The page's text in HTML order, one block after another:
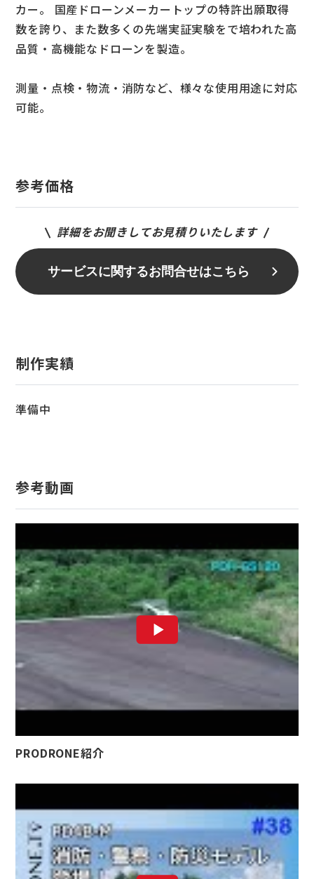
カー。 国産ドローンメーカートップの特許出願取得
数を誇り、また数多くの先端実証実験をで培われた高
品質・高機能なドローンを製造。
測量・点検・物流・消防など、様々な使用用途に対応
可能。
参考価格
詳細をお聞きしてお見積りいたします
サービスに関するお問合せはこちら
制作実績
準備中
参考動画
PRODRONE紹介